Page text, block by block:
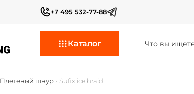
+7 495 532-77-88
Каталог
Плетеный шнур Sufix ice braid